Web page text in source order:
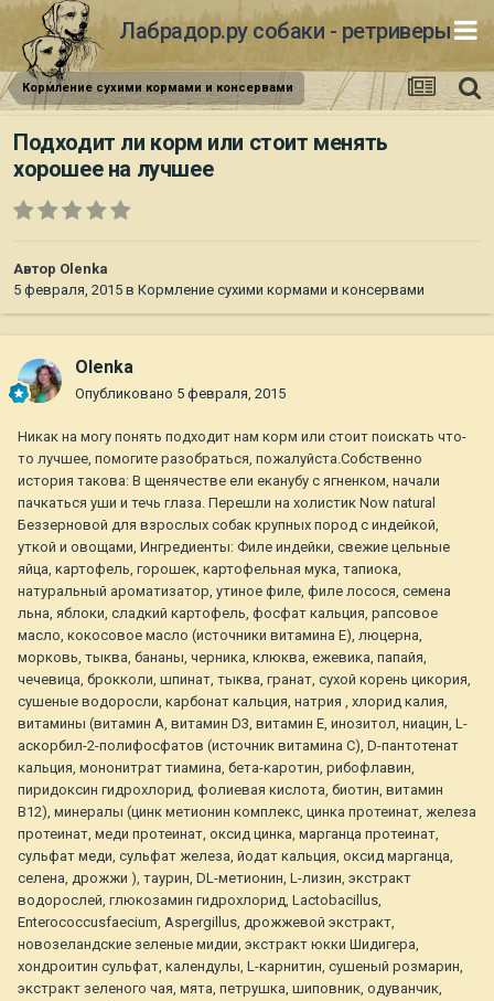
Лабрадор.ру собаки - ретриверы
Кормление сухими кормами и консервами
Подходит ли корм или стоит менять
хорошее на лучшее
Автор Olenka
5 февраля, 2015 в Кормление сухими кормами и консервами
Olenka
Опубликовано 5 февраля, 2015
Никак на могу понять подходит нам корм или стоит поискать что-
то лучшее, помогите разобраться, пожалуйста.Собственно
история такова: В щенячестве ели еканубу с ягненком, начали
пачкаться уши и течь глаза. Перешли на холистик Now natural
Беззерновой для взрослых собак крупных пород с индейкой,
уткой и овощами, Ингредиенты: Филе индейки, свежие цельные
яйца, картофель, горошек, картофельная мука, тапиока,
натуральный ароматизатор, утиное филе, филе лосося, семена
льна, яблоки, сладкий картофель, фосфат кальция, рапсовое
масло, кокосовое масло (источники витамина Е), люцерна,
морковь, тыква, бананы, черника, клюква, ежевика, папайя,
чечевица, брокколи, шпинат, тыква, гранат, сухой корень цикория,
сушеные водоросли, карбонат кальция, натрия , хлорид калия,
витамины (витамин А, витамин D3, витамин Е, инозитол, ниацин, L-
аскорбил-2-полифосфатов (источник витамина С), D-пантотенат
кальция, мононитрат тиамина, бета-каротин, рибофлавин,
пиридоксин гидрохлорид, фолиевая кислота, биотин, витамин
В12), минералы (цинк метионин комплекс, цинка протеинат, железа
протеинат, меди протеинат, оксид цинка, марганца протеинат,
сульфат меди, сульфат железа, йодат кальция, оксид марганца,
селена, дрожжи ), таурин, DL-метионин, L-лизин, экстракт
водорослей, глюкозамин гидрохлорид, Lactobacillus,
Enterococcusfaecium, Aspergillus, дрожжевой экстракт,
новозеландские зеленые мидии, экстракт юкки Шидигера,
хондроитин сульфат, календулы, L-карнитин, сушеный розмарин,
экстракт зеленого чая, мята, петрушка, шиповник, одуванчик,